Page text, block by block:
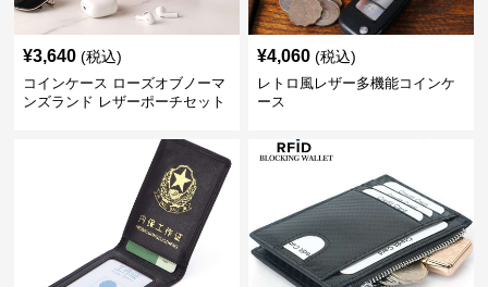
¥3,640 (税込)
コインケース ローズオブノーマ
ンズランド レザーポーチセット
¥4,060 (税込)
レトロ風レザー多機能コインケ
ース